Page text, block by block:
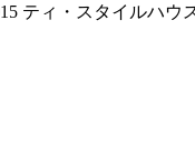
ティ・スタイルハ